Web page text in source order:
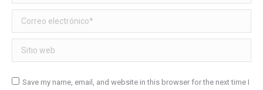
Correo electrónico *
Sitio web
Save my name, email, and website in this browser for the next time I